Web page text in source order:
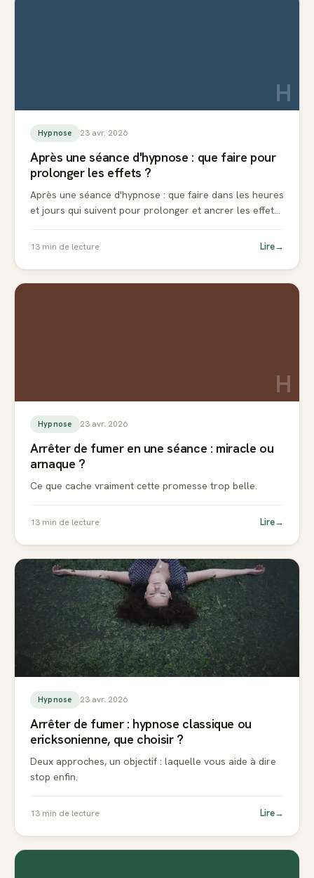
H
Hypnose 23 avr. 2026
Après une séance d'hypnose : que faire pour
prolonger les effets ?
Après une séance d'hypnose : que faire dans les heures
et jours qui suivent pour prolonger et ancrer les effets
13 min de lecture Lire→
H
Hypnose 23 avr. 2026
Arrêter de fumer en une séance : miracle ou
arnaque ?
Ce que cache vraiment cette promesse trop belle.
13 min de lecture Lire→
Hypnose 23 avr. 2026
Arrêter de fumer : hypnose classique ou
ericksonienne, que choisir ?
Deux approches, un objectif : laquelle vous aide à dire
stop enfin.
13 min de lecture Lire→